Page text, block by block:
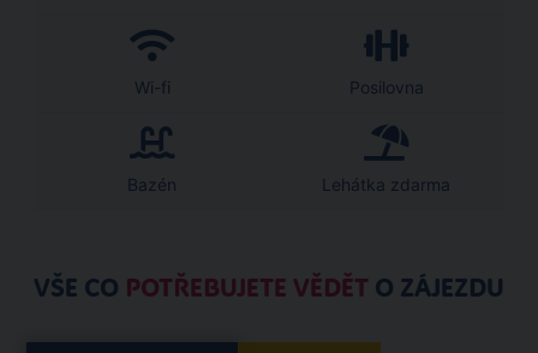
Wi-fi Posilovna
Bazén Lehátka zdarma
VŠE CO POTŘEBUJETE VĚDĚT O ZÁJEZDU